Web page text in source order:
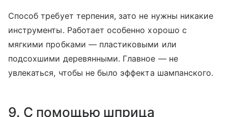
Способ требует терпения, зато не нужны никакие
инструменты. Работает особенно хорошо с
мягкими пробками — пластиковыми или
подсохшими деревянными. Главное — не
увлекаться, чтобы не было эффекта шампанского.
9. С помощью шприца